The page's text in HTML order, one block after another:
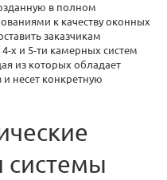
в полном
к качеству оконных
заказчикам
4-х и 5-ти камерных систем
из которых обладает
несет конкретную
системы